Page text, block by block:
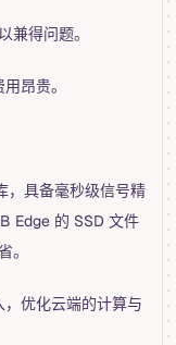
兼得问题。
昂贵。
，具备毫秒级信号精
Edge 的 SSD 文件
。
优化云端的计算与